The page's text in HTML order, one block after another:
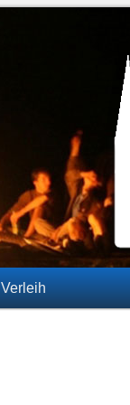
Verleih